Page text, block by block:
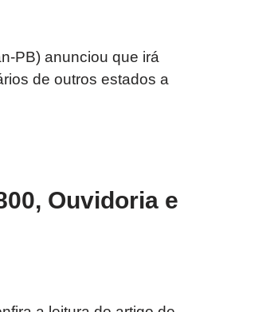
PB) anunciou que irá
de outros estados a
Ouvidoria e